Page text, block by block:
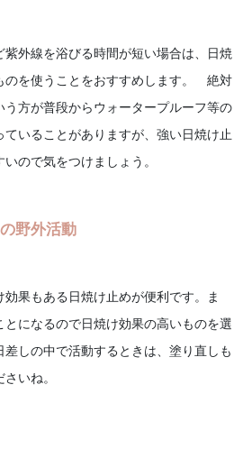
外線を浴びる時間が短い場合は、日焼
のを使うことをおすすめします。 絶対
方が普段からウォータープルーフ等の
いることがありますが、強い日焼け止
ので気をつけましょう。
野外活動
果もある日焼け止めが便利です。ま
になるので日焼け効果の高いものを選
しの中で活動するときは、塗り直しも
いね。